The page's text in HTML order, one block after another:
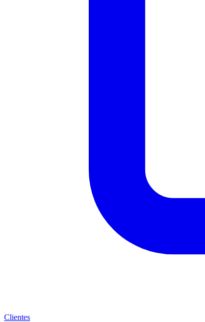
Clientes